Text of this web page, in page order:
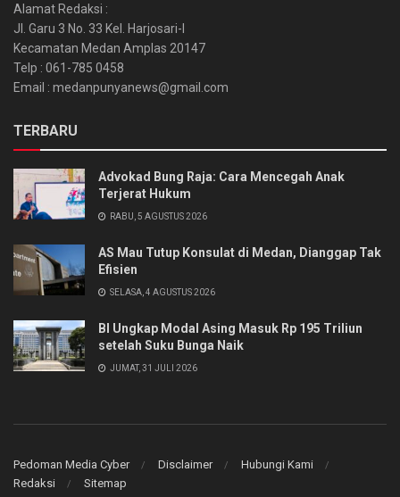
Alamat Redaksi :
Jl. Garu 3 No. 33 Kel. Harjosari-I
Kecamatan Medan Amplas 20147
Telp : 061-785 0458
Email : medanpunyanews@gmail.com
TERBARU
Advokad Bung Raja: Cara Mencegah Anak
Terjerat Hukum
RABU, 5 AGUSTUS 2026
AS Mau Tutup Konsulat di Medan, Dianggap Tak
Efisien
SELASA, 4 AGUSTUS 2026
BI Ungkap Modal Asing Masuk Rp 195 Triliun
setelah Suku Bunga Naik
JUMAT, 31 JULI 2026
Pedoman Media Cyber Disclaimer
Hubungi Kami
Redaksi
Sitemap